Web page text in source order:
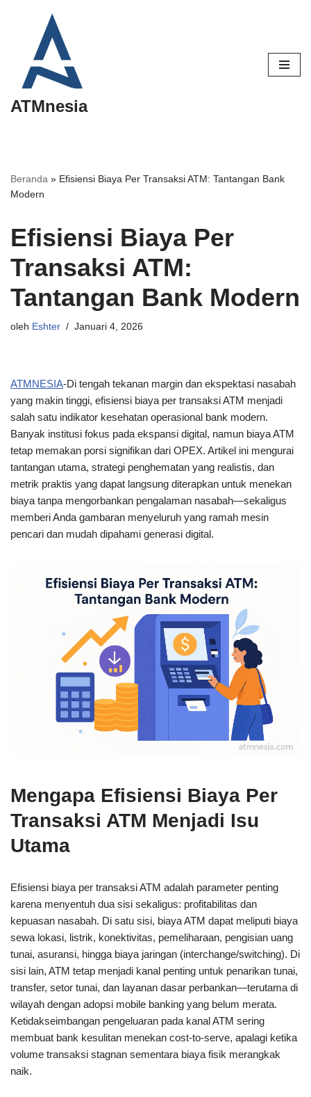
Lompat
konten
ATMnesia
Beranda » Efisiensi Biaya Per Transaksi ATM: Tantangan Bank
Modern
Efisiensi Biaya Per
Transaksi ATM:
Tantangan Bank Modern
oleh Eshter Januari 4, 2026
ATMNESIA-Di tengah tekanan margin dan ekspektasi nasabah
yang makin tinggi, efisiensi biaya per transaksi ATM menjadi
salah satu indikator kesehatan operasional bank modern.
Banyak institusi fokus pada ekspansi digital, namun biaya ATM
tetap memakan porsi signifikan dari OPEX. Artikel ini mengurai
tantangan utama, strategi penghematan yang realistis, dan
metrik praktis yang dapat langsung diterapkan untuk menekan
biaya tanpa mengorbankan pengalaman nasabah—sekaligus
memberi Anda gambaran menyeluruh yang ramah mesin
pencari dan mudah dipahami generasi digital.
Mengapa Efisiensi Biaya Per
Transaksi ATM Menjadi Isu
Utama
Efisiensi biaya per transaksi ATM adalah parameter penting
karena menyentuh dua sisi sekaligus: profitabilitas dan
kepuasan nasabah. Di satu sisi, biaya ATM dapat meliputi biaya
sewa lokasi, listrik, konektivitas, pemeliharaan, pengisian uang
tunai, asuransi, hingga biaya jaringan (interchange/switching). Di
sisi lain, ATM tetap menjadi kanal penting untuk penarikan tunai,
transfer, setor tunai, dan layanan dasar perbankan—terutama di
wilayah dengan adopsi mobile banking yang belum merata.
Ketidakseimbangan pengeluaran pada kanal ATM sering
membuat bank kesulitan menekan cost-to-serve, apalagi ketika
volume transaksi stagnan sementara biaya fisik merangkak
naik.